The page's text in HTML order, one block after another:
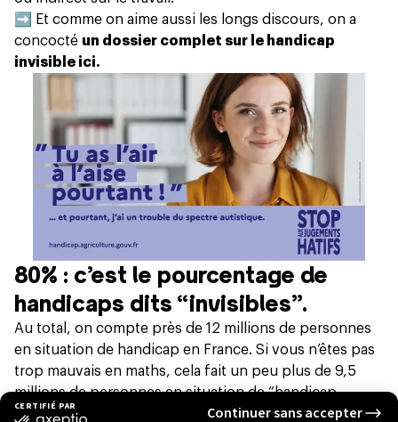
➡️ Et comme on aime aussi les longs discours, on a
concocté un dossier complet sur le handicap
invisible ici.
80% : c’est le pourcentage de
handicaps dits “invisibles”.
Au total, on compte près de 12 millions de personnes
en situation de handicap en France. Si vous n’êtes pas
trop mauvais en maths, cela fait un peu plus de 9,5
millions de personnes en situation de “handicap
invisible”. (